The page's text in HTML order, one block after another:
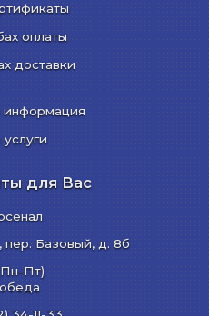
оплаты
доставки
информация
для Вас
, пер. Базовый, д. 8б
Пт)